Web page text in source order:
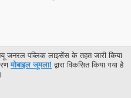
जनरल पब्लिक लाइसेंस के तहत जारी किया
मोबाइल जूमला! द्वारा विकसित किया गया है
।